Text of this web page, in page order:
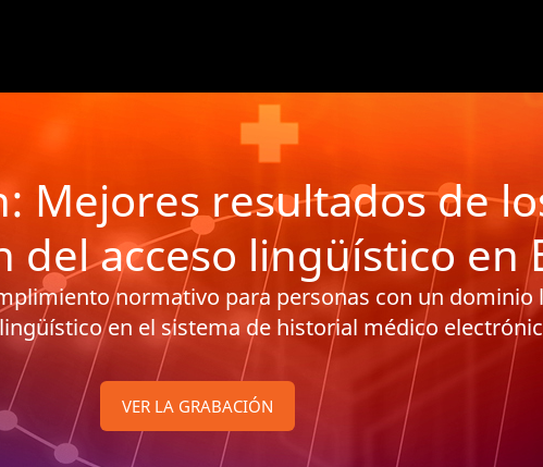
Mejores resultados de
del acceso lingüístico en
normativo para personas con un dominio
en el sistema de historial médico
VER LA GRABACIÓN